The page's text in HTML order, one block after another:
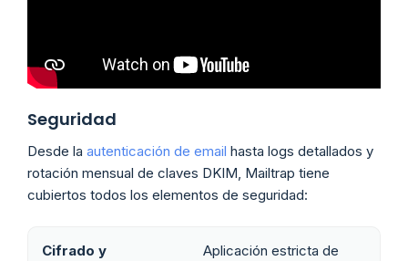
Seguridad
Desde la autenticación de email hasta logs detallados y
rotación mensual de claves DKIM, Mailtrap tiene
cubiertos todos los elementos de seguridad:
Cifrado y
Aplicación estricta de